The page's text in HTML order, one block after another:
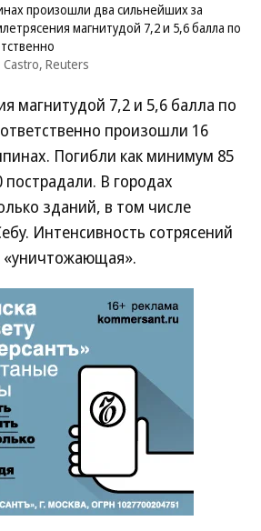
произошли два сильнейших за
магнитудой 7,2 и 5,6 балла по
Castro, Reuters
магнитудой 7,2 и 5,6 балла по
произошли 16
Погибли как минимум 85
пострадали. В городах
зданий, в том числе
Интенсивность сотрясений
«уничтожающая».